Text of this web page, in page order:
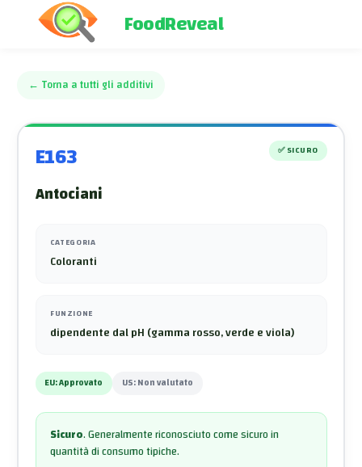
FoodReveal
← Torna a tutti gli additivi
E163 ✅SICURO
Antociani
CATEGORIA
Coloranti
FUNZIONE
dipendente dal pH (gamma rosso, verde e viola)
EU:Approvato US:Non valutato
Sicuro.Generalmente riconosciuto come sicuro in
quantità di consumo tipiche.